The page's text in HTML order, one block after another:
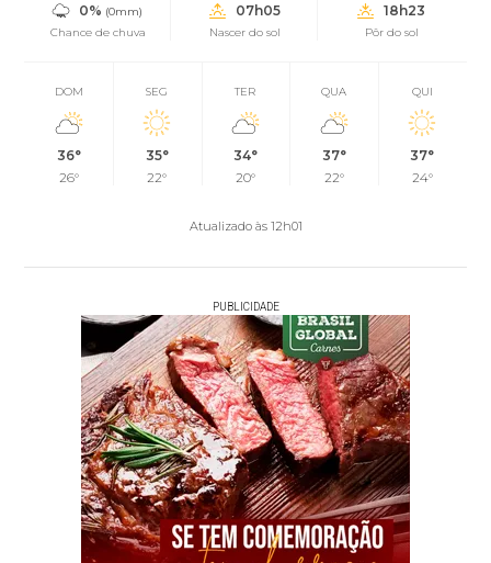
0% (0mm)
Chance de chuva
07h05
Nascer do sol
18h23
Pôr do sol
DOM
36°
26°
SEG
35°
22°
TER
34°
20°
QUA
37°
22°
QUI
37°
24°
Atualizado às 12h01
PUBLICIDADE